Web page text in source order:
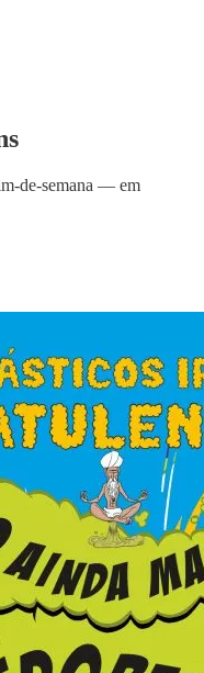
de-semana — em